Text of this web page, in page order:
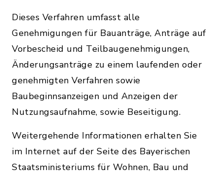
Dieses Verfahren umfasst alle
Genehmigungen für Bauanträge, Anträge auf
Vorbescheid und Teilbaugenehmigungen,
Änderungsanträge zu einem laufenden oder
genehmigten Verfahren sowie
Baubeginnsanzeigen und Anzeigen der
Nutzungsaufnahme, sowie Beseitigung.
Weitergehende Informationen erhalten Sie
im Internet auf der Seite des Bayerischen
Staatsministeriums für Wohnen, Bau und